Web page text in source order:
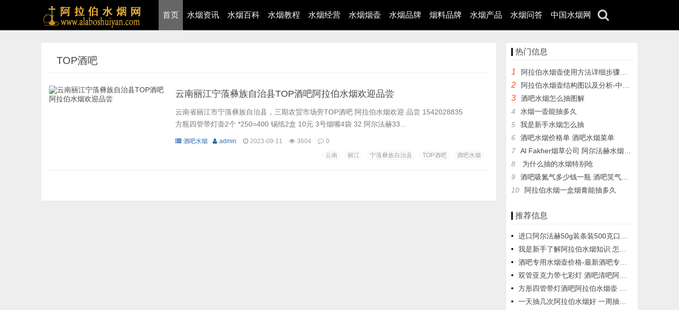
首页 水烟资讯 水烟百科 水烟教程 水烟经营 水烟烟壶 水烟品牌 烟料品牌 水烟产品 水烟问答 中国水烟网
TOP酒吧
云南丽江宁蒗彝族自治县TOP酒吧阿拉伯水烟欢迎品尝
云南省丽江市宁蒗彝族自治县，三期农贸市场旁TOP酒吧 阿拉伯水烟欢迎 品尝 1542028835
方瓶四管带灯壶2个 *250=400 锡纸2盒 10元 3号烟嘴4袋 32 阿尔法赫33...
酒吧水烟 admin 2023-09-11 3604
0
云南
丽江 宁蒗彝族自治县 TOP酒吧 酒吧水烟
热门信息
1 阿拉伯水烟壶使用方法详细步骤图解
2 阿拉伯水烟壶结构图以及分析-中文版，附加各个点的分布讲解
3
酒吧水烟怎么抽图解
4
水烟一壶能抽多久
5
我是新手水烟怎么抽
6
酒吧水烟价格单 酒吧水烟菜单
7
Al Fakher烟草公司 阿尔法赫水烟膏简介
8
为什么抽的水烟特别呛
9
酒吧吸氮气多少钱一瓶 酒吧笑气不要玩
10
阿拉伯水烟一盒烟膏能抽多久
推荐信息
进口阿尔法赫50g装条装500克口味图片 阿拉伯水烟膏中国总代理
我是新手了解阿拉伯水烟知识 怎么购买抽阿拉伯水烟
酒吧专用水烟壶价格-最新酒吧专用水烟壶价格、批发报价、价格大全
双管亚克力带七彩灯 酒吧清吧阿拉伯水烟壶
方形四管带灯酒吧阿拉伯水烟壶 图案方形四嘴亚克力水烟壶
一天抽几次阿拉伯水烟好 一周抽几次阿拉伯水烟好